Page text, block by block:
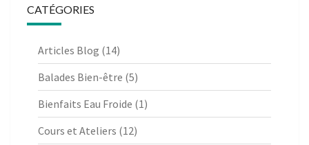
CATÉGORIES
Articles Blog (14)
Balades Bien-être (5)
Bienfaits Eau Froide (1)
Cours et Ateliers (12)